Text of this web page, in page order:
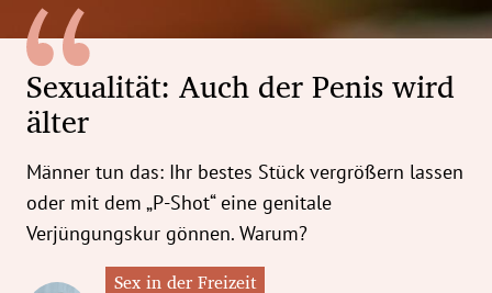
Untermenü
Untermenü
Untermenü
Untermenü
Sexualität: Auch der Penis wird
älter
Männer tun das: Ihr bestes Stück vergrößern lassen
oder mit dem „P-Shot“ eine genitale
Verjüngungskur gönnen. Warum?
Sex in der Freizeit